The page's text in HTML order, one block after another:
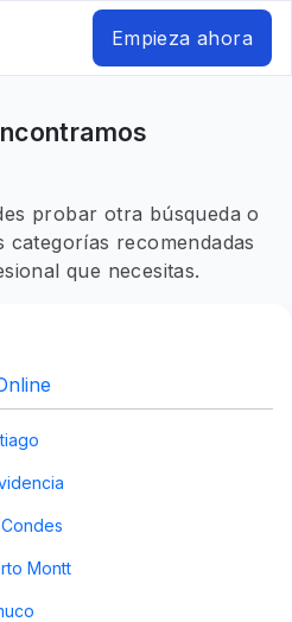
Empieza ahora
probar otra búsqueda o
recomendadas
que necesitas.
Montt